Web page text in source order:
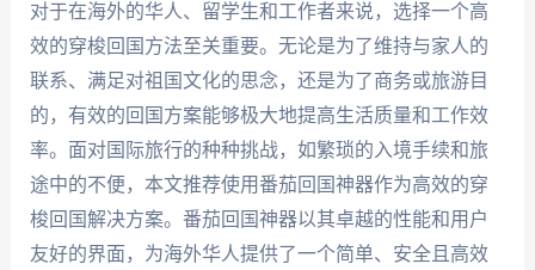
对于在海外的华人、留学生和工作者来说，选择一个高
效的穿梭回国方法至关重要。无论是为了维持与家人的
联系、满足对祖国文化的思念，还是为了商务或旅游目
的，有效的回国方案能够极大地提高生活质量和工作效
率。面对国际旅行的种种挑战，如繁琐的入境手续和旅
途中的不便，本文推荐使用番茄回国神器作为高效的穿
梭回国解决方案。番茄回国神器以其卓越的性能和用户
友好的界面，为海外华人提供了一个简单、安全且高效